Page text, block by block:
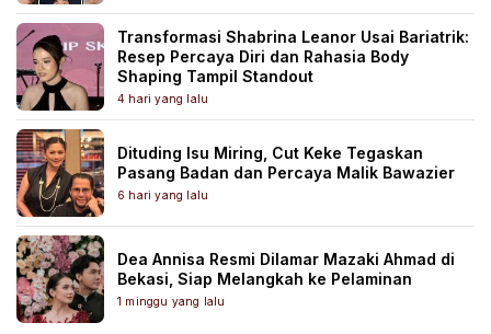
Transformasi Shabrina Leanor Usai Bariatrik:
Resep Percaya Diri dan Rahasia Body
Shaping Tampil Standout
4 hari yang lalu
Dituding Isu Miring, Cut Keke Tegaskan
Pasang Badan dan Percaya Malik Bawazier
6 hari yang lalu
Dea Annisa Resmi Dilamar Mazaki Ahmad di
Bekasi, Siap Melangkah ke Pelaminan
1 minggu yang lalu